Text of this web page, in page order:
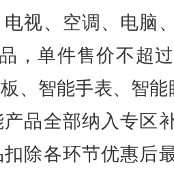
视、空调、电脑
，单件售价不超
、智能手表、智能
品全部纳入专区
除各环节优惠后